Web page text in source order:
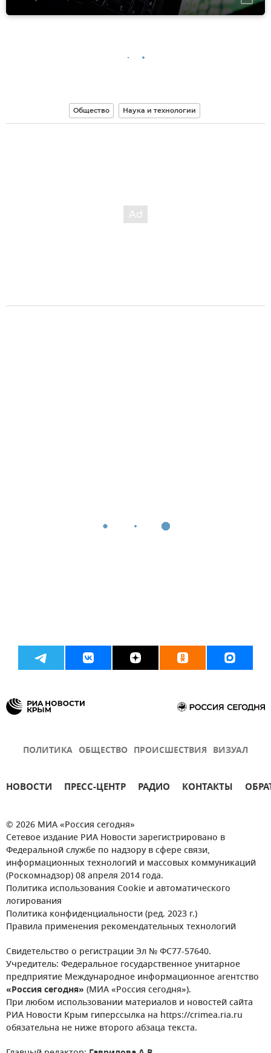
Общество Наука и технологии
ПОЛИТИКА ОБЩЕСТВО ПРОИСШЕСТВИЯ ВИЗУАЛ
НОВОСТИ ПРЕСС-ЦЕНТР РАДИО КОНТАКТЫ
© 2026 МИА «Россия сегодня»
Сетевое издание РИА Новости зарегистрировано в
Федеральной службе по надзору в сфере связи,
информационных технологий и массовых коммуникаций
(Роскомнадзор) 08 апреля 2014 года.
Политика использования Cookie и автоматического
логирования
Политика конфиденциальности (ред. 2023 г.)
Правила применения рекомендательных технологий
Свидетельство о регистрации Эл № ФС77-57640.
Учредитель: Федеральное государственное унитарное
предприятие Международное информационное агентство
«Россия сегодня» (МИА «Россия сегодня»).
При любом использовании материалов и новостей сайта
РИА Новости Крым гиперссылка на https://crimea.ria.ru
обязательна не ниже второго абзаца текста.